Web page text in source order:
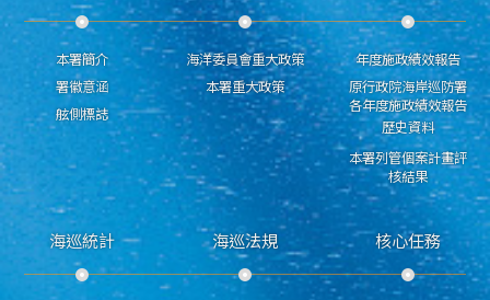
本署簡介
署徽意涵
舷側標誌
海洋委員會重大政策
本署重大政策
年度施政績效報告
原行政院海岸巡防署
各年度施政績效報告
歷史資料
本署列管個案計畫評
核結果
海巡統計 海巡法規 核心任務